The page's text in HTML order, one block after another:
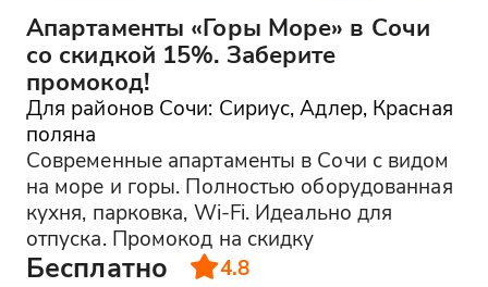
Апартаменты «Горы Море» в Сочи
со скидкой 15%. Заберите
промокод!
Для районов Сочи: Сириус, Адлер, Красная
поляна
Современные апартаменты в Сочи с видом
на море и горы. Полностью оборудованная
кухня, парковка, Wi-Fi. Идеально для
отпуска. Промокод на скидку
Бесплатно 4.8